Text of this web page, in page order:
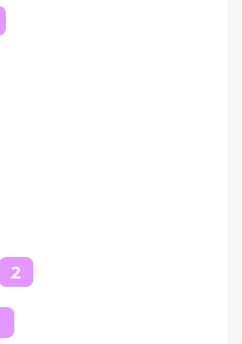
2